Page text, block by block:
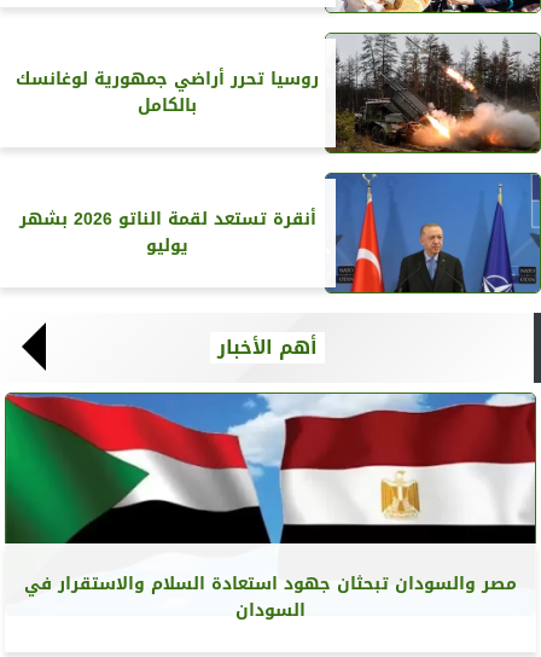
روسيا تحرر أراضي جمهورية لوغانسك
بالكامل
أنقرة تستعد لقمة الناتو 2026 بشهر
يوليو
أهم الأخبار
مصر والسودان تبحثان جهود استعادة السلام والاستقرار في
السودان